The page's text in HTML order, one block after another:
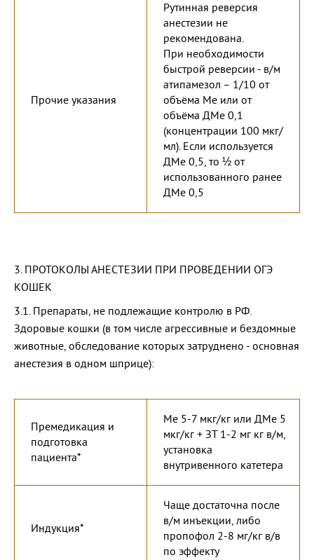
Прочие указания
Рутинная реверсия
анестезии не
рекомендована.
При необходимости
быстрой реверсии - в/м
атипамезол – 1/10 от
объёма Ме или от
объёма ДМе 0,1
(концентрации 100 мкг/
мл). Если используется
ДМе 0,5, то ½ от
использованного ранее
ДМе 0,5
3. ПРОТОКОЛЫ АНЕСТЕЗИИ ПРИ ПРОВЕДЕНИИ ОГЭ
КОШЕК
3.1. Препараты, не подлежащие контролю в РФ.
Здоровые кошки (в том числе агрессивные и бездомные
животные, обследование которых затруднено - основная
анестезия в одном шприце):
Премедикация и
подготовка
пациента*
Ме 5-7 мкг/кг или ДМе 5
мкг/кг + ЗТ 1-2 мг кг в/м,
установка
внутривенного катетера
Индукция*
Чаще достаточна после
в/м инъекции, либо
пропофол 2-8 мг/кг в/в
по эффекту